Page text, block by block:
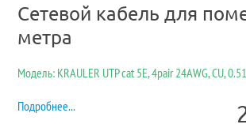
Сетевой кабель для
метра
Модель: KRAULER UTP cat 5E, 4pair 24AWG, CU, 0.51
Подробнее...